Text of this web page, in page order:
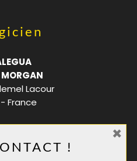
Lacour
France
!
×